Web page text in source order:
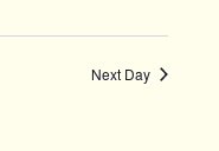
Next Day